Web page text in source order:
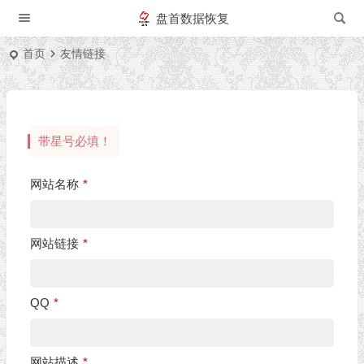
盘首数据恢复
首页 友情链接
带星号必填！
网站名称 *
网站链接 *
QQ *